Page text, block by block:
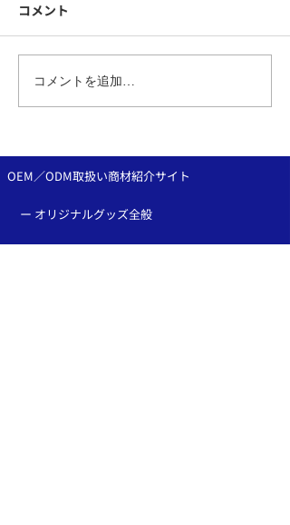
シンプル服が見違える！
ピンバッチのお洒落な位
ッジOEMなら、和心へ！
コメント
コメントを追加…
OEM／ODM取扱い商材紹介サイト
ー オリジナルグッズ全般